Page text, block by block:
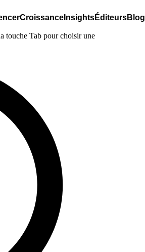
CroissanceInsightsÉditeursBlog
touche Tab pour choisir une